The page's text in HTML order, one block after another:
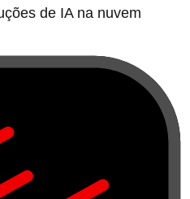
de IA na nuvem